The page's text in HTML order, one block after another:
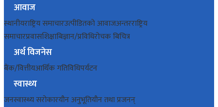
आवाज
स्थानीयराष्ट्रिय समाचारउत्पीडितको आवाजअन्तरराष्ट्रिय
समाचारप्रवासशिक्षाबिज्ञान/प्रविधिरोचक बिचित्र
अर्थ विजनेस
बैंक/वित्तीयआर्थिक गतिविधिपर्यटन
स्वास्थ्य
जनस्वास्थ्य सरोकारयौन अनुभूतियौन तथा प्रजनन्